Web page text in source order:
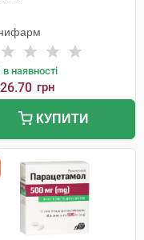
наявності
26.70 грн
КУПИТИ